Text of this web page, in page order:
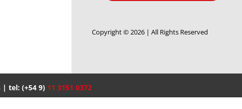
Copyright © 2026 | All Rights Reserved
| tel: (+54 9) 11 3151 0372